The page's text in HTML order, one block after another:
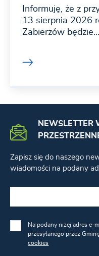
Informuję, że z
13 sierpnia 2026
Zabierzów będzie...
Zapisz się do naszego
wiadomości na podany
Na podany niżej adres e-
przesyłanego przez
cookies